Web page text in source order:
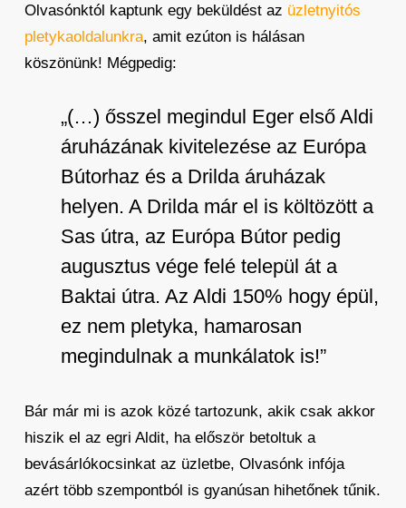
Olvasónktól kaptunk egy beküldést az üzletnyitós
pletykaoldalunkra, amit ezúton is hálásan
köszönünk! Mégpedig:
„(…) ősszel megindul Eger első Aldi
áruházának kivitelezése az Európa
Bútorhaz és a Drilda áruházak
helyen. A Drilda már el is költözött a
Sas útra, az Európa Bútor pedig
augusztus vége felé települ át a
Baktai útra. Az Aldi 150% hogy épül,
ez nem pletyka, hamarosan
megindulnak a munkálatok is!”
Bár már mi is azok közé tartozunk, akik csak akkor
hiszik el az egri Aldit, ha először betoltuk a
bevásárlókocsinkat az üzletbe, Olvasónk infója
azért több szempontból is gyanúsan hihetőnek tűnik.